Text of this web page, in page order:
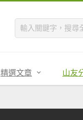
精選文章 山友